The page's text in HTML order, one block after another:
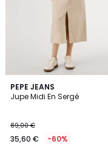
PEPE JEANS
Jupe Midi En Sergé
89,00 €
35,60 € -60%